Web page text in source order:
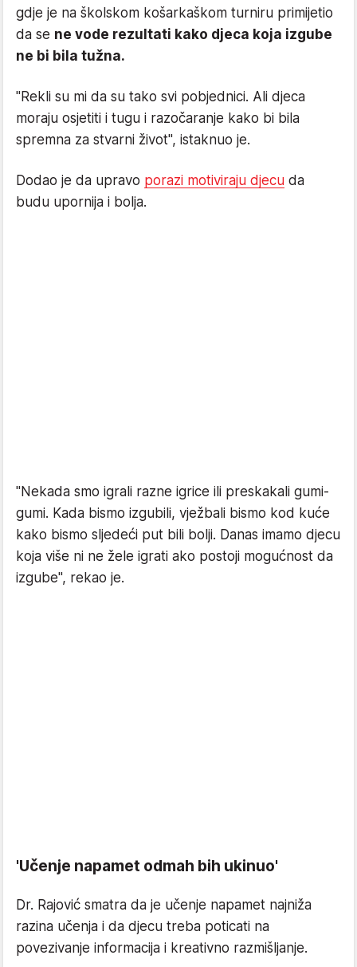
gdje je na školskom košarkaškom turniru primijetio
da se ne vode rezultati kako djeca koja izgube
ne bi bila tužna.
"Rekli su mi da su tako svi pobjednici. Ali djeca
moraju osjetiti i tugu i razočaranje kako bi bila
spremna za stvarni život", istaknuo je.
Dodao je da upravo porazi motiviraju djecu da
budu upornija i bolja.
"Nekada smo igrali razne igrice ili preskakali gumi-
gumi. Kada bismo izgubili, vježbali bismo kod kuće
kako bismo sljedeći put bili bolji. Danas imamo djecu
koja više ni ne žele igrati ako postoji mogućnost da
izgube", rekao je.
'Učenje napamet odmah bih ukinuo'
Dr. Rajović smatra da je učenje napamet najniža
razina učenja i da djecu treba poticati na
povezivanje informacija i kreativno razmišljanje.